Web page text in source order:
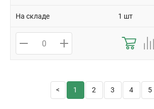
На складе 1 шт
1 2 3 4 5